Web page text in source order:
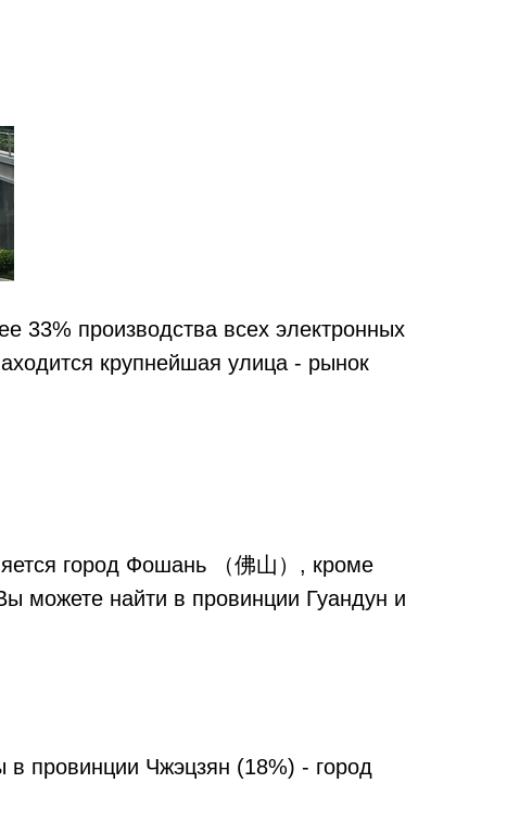
33% производства всех электронных
крупнейшая улица - рынок
город Фошань （佛山）, кроме
можете найти в провинции Гуандун и
провинции Чжэцзян (18%) - город